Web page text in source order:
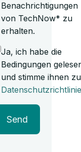
Benachrichtigungen
von TechNow* zu
erhalten.
Ja, ich habe die
Bedingungen
und stimme ihnen
Datenschutzrichtlinie
Send